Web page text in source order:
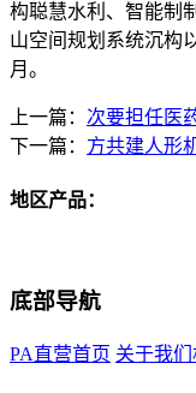
构聪慧水利、智能制
山空间规划系统沉构
月。
上一篇： 次要担任医
下一篇： 方共建人形
地区产品：
底部导航
PA直营首页 关于我们